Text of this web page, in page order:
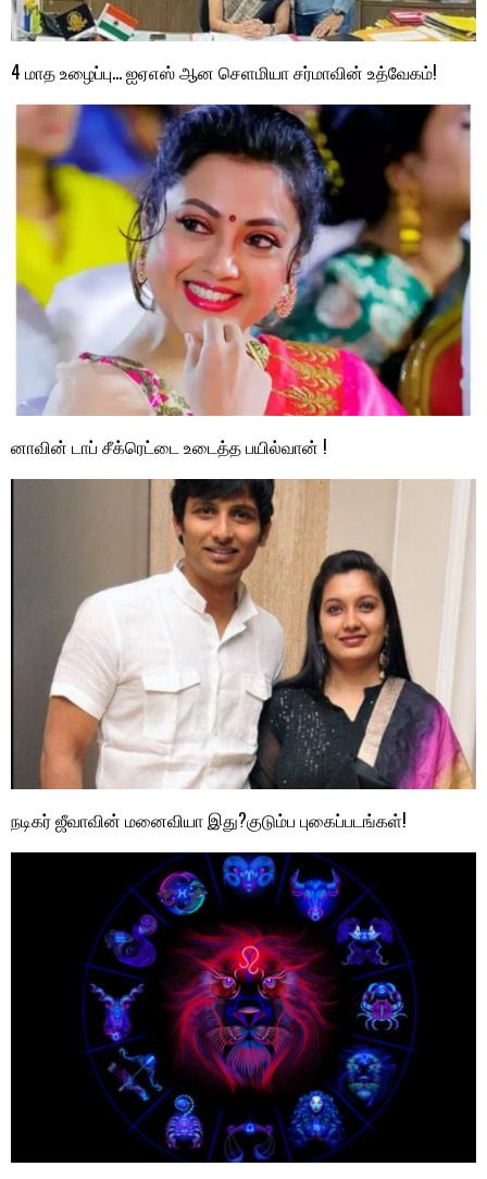
4 மாத உழைப்பு… ஐஏஎஸ் ஆன செளமியா சர்மாவின் உத்வேகம்!
னாவின் டாப் சீக்ரெட்டை உடைத்த பயில்வான் !
நடிகர் ஜீவாவின் மனைவியா இது?குடும்ப புகைப்படங்கள்!